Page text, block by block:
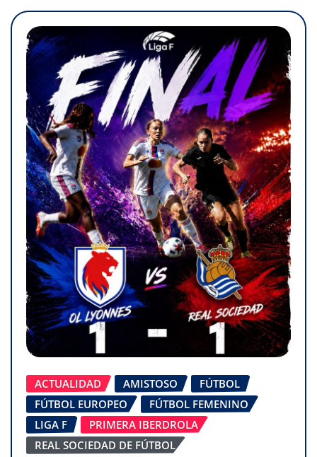
ACTUALIDAD AMISTOSO
FÚTBOL
FÚTBOL EUROPEO
FÚTBOL FEMENINO
LIGA F
PRIMERA IBERDROLA
REAL SOCIEDAD DE FÚTBOL